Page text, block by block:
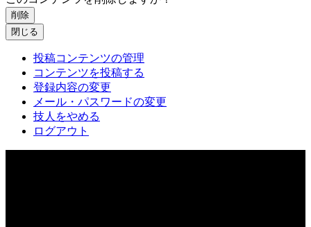
削除
閉じる
投稿コンテンツの管理
コンテンツを投稿する
登録内容の変更
メール・パスワードの変更
技人をやめる
ログアウト